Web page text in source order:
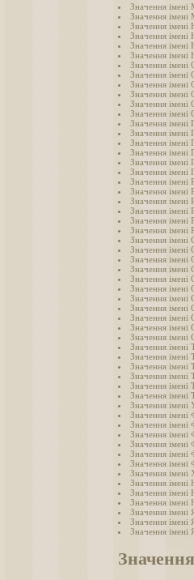
Значення імені
Значення імені
Значення імені
Значення імені
Значення імені
Значення імені
Значення імені
Значення імені
Значення імені
Значення імені
Значення імені
Значення імені
Значення імені
Значення імені
Значення імені
Значення імені
Значення імені
Значення імені
Значення імені
Значення імені
Значення імені
Значення імені
Значення імені
Значення імені
Значення імені
Значення імені
Значення імені
Значення імені
Значення імені
Значення імені
Значення імені
Значення імені
Значення імені
Значення імені
Значення імені
Значення імені
Значення імені
Значення імені
Значення імені
Значення імені
Значення імені
Значення імені
Значення імені
Значення імені
Значення імені
Значення імені
Значення імені
Значення імені
Значення імені
Значення імені
Значення імені
Значення
Значення імені
Значення імені
Значення імені